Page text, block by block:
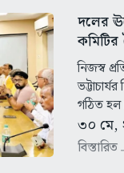
দলের
নিজস্ব
গঠিত
৩০ মে,
বিস্তারিত